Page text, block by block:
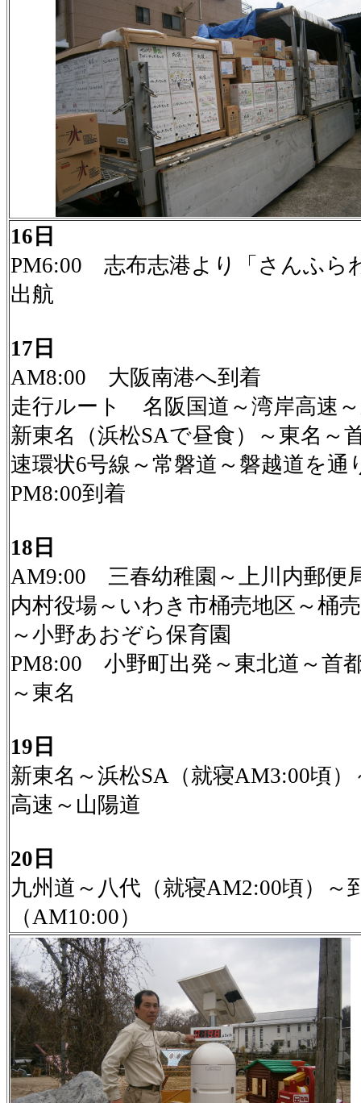
16日
PM6:00 志布志港より「さんふら
出航
17日
AM8:00 大阪南港へ到着
走行ルート 名阪国道～湾岸高速
新東名（浜松SAで昼食）～東名～
速環状6号線～常磐道～磐越道を通
PM8:00到着
18日
AM9:00 三春幼稚園～上川内郵便
内村役場～いわき市桶売地区～桶
～小野あおぞら保育園
PM8:00 小野町出発～東北道～首
～東名
19日
新東名～浜松SA（就寝AM3:00頃）
高速～山陽道
20日
九州道～八代（就寝AM2:00頃）～
（AM10:00）